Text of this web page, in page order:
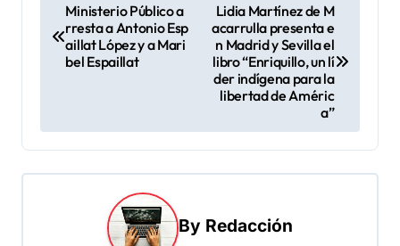
a
c
Ministerio Público a
rresta a Antonio Esp
aillat López y a Mari
bel Espaillat
Lidia Martínez de M
acarrulla presenta e
n Madrid y Sevilla el
libro “Enriquillo, un lí
der indígena para la
libertad de Améric
a”
By Redacción